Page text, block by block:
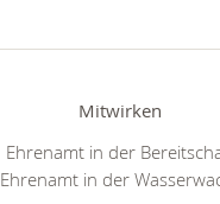
Mitwirken
Ehrenamt in der
Ehrenamt in der